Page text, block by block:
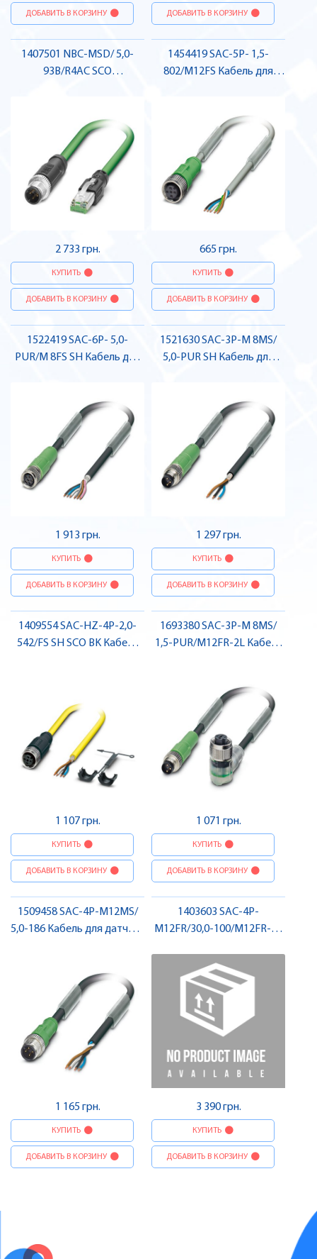
ДОБАВИТЬ В КОРЗИНУ ДОБАВИТЬ В КОРЗИНУ
1407501 NBC-MSD/ 5,0-
93B/R4AC SCO
Pheonix Contact
2 733 грн.
КУПИТЬ
ДОБАВИТЬ В КОРЗИНУ
1454419 SAC-5P- 1,5-
802/M12FS Кабель для
Contact
665 грн.
КУПИТЬ
ДОБАВИТЬ В КОРЗИНУ
1522419 SAC-6P- 5,0-
PUR/M 8FS SH Кабель для
Contact
1 913 грн.
КУПИТЬ
ДОБАВИТЬ В КОРЗИНУ
1521630 SAC-3P-M 8MS/
5,0-PUR SH Кабель для
Contact
1 297 грн.
КУПИТЬ
ДОБАВИТЬ В КОРЗИНУ
1409554 SAC-HZ-4P-2,0-
542/FS SH SCO BK Кабель
1 107 грн.
КУПИТЬ
ДОБАВИТЬ В КОРЗИНУ
1693380 SAC-3P-M 8MS/
1,5-PUR/M12FR-2L Кабель
Pheonix Contact
1 071 грн.
КУПИТЬ
ДОБАВИТЬ В КОРЗИНУ
1509458 SAC-4P-M12MS/
5,0-186 Кабель для датчика
1 165 грн.
КУПИТЬ
ДОБАВИТЬ В КОРЗИНУ
1403603 SAC-4P-
M12FR/30,0-100/M12FR-2L
виконавчого елемента,
штекер-гніздо , Pheonix
Contact
3 390 грн.
КУПИТЬ
ДОБАВИТЬ В КОРЗИНУ